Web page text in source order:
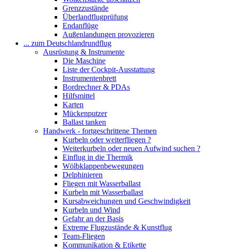
Grenzzustände
Überlandflugprüfung
Endanflüge
Außenlandungen provozieren
... zum Deutschlandrundflug
Ausrüstung & Instrumente
Die Maschine
Liste der Cockpit-Ausstattung
Instrumentenbrett
Bordrechner & PDAs
Hilfsmittel
Karten
Mückenputzer
Ballast tanken
Handwerk - fortgeschrittene Themen
Kurbeln oder weiterfliegen ?
Weiterkurbeln oder neuen Aufwind suchen ?
Einflug in die Thermik
Wölbklappenbewegungen
Delphinieren
Fliegen mit Wasserballast
Kurbeln mit Wasserballast
Kursabweichungen und Geschwindigkeit
Kurbeln und Wind
Gefahr an der Basis
Extreme Flugzustände & Kunstflug
Team-Fliegen
Kommunikation & Etikette